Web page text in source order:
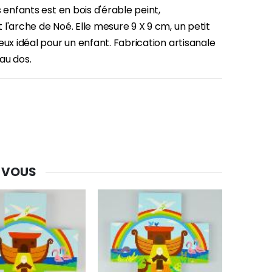
-20%
Eau de Lourdes 1 Litre
€12.00 €9.60
enfants est en bois d'érable peint,
de Noé. Elle mesure 9 X 9 cm, un petit
idéal pour un enfant. Fabrication artisanale
dos.